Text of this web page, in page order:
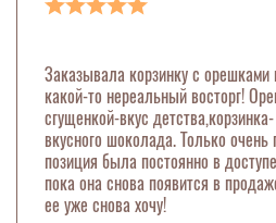
Заказывала корзинку с орешками
какой-то нереальный восторг!
сгущенкой-вкус
вкусного шоколада. Только
позиция была постоянно в
пока она снова появится в
ее уже снова хочу!